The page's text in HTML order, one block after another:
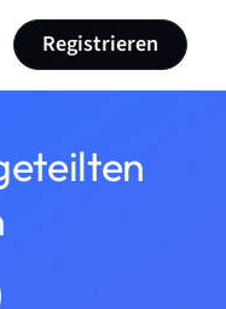
Registrieren